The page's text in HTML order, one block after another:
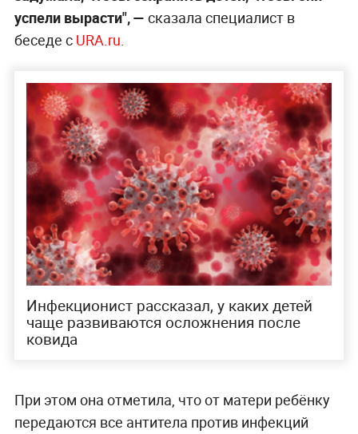
успели вырасти",— сказала специалист в
беседе с URA.ru
Инфекционист рассказал, у каких детей
чаще развиваются осложнения после
ковида
При этом она отметила, что от матери ребёнку
передаются все антитела против инфекций